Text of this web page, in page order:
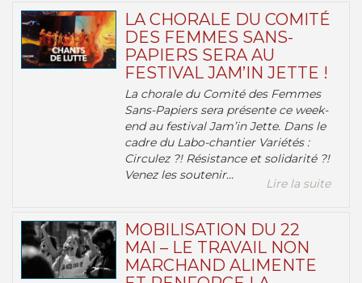
LA CHORALE DU COMITÉ
DES FEMMES SANS-
PAPIERS SERA AU
FESTIVAL JAM’IN JETTE !
La chorale du Comité des Femmes
Sans-Papiers sera présente ce week-
end au festival Jam’in Jette. Dans le
cadre du Labo-chantier Variétés :
Circulez ?! Résistance et solidarité ?!
Venez les soutenir...
Lire la suite
MOBILISATION DU 22
MAI – LE TRAVAIL NON
MARCHAND ALIMENTE